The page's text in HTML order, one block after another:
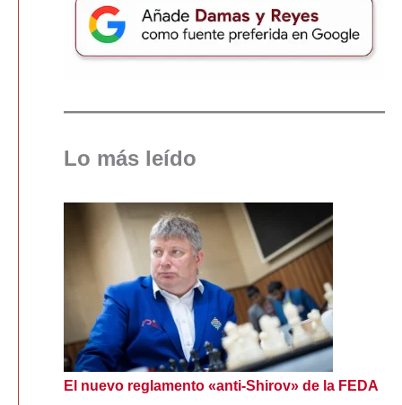
Lo más leído
El nuevo reglamento «anti-Shirov» de la FEDA